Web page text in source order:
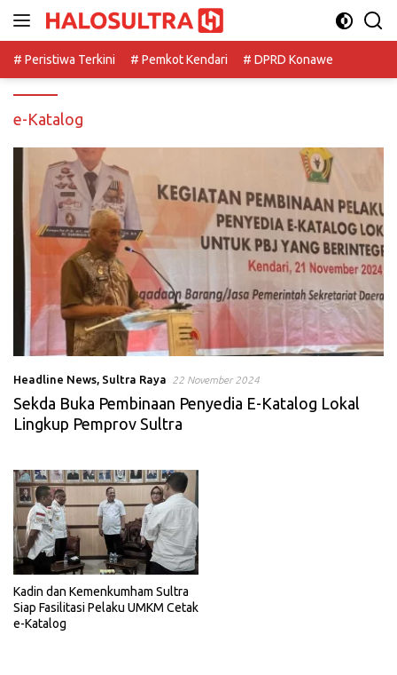
# Peristiwa Terkini
# Pemkot Kendari # DPRD Konawe
e-Katalog
Headline News, Sultra Raya 22 November 2024
Sekda Buka Pembinaan Penyedia E-Katalog Lokal
Lingkup Pemprov Sultra
Kadin dan Kemenkumham Sultra
Siap Fasilitasi Pelaku UMKM Cetak
e-Katalog